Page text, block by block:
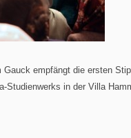
Gauck empfängt die ersten
Studienwerks in der Villa